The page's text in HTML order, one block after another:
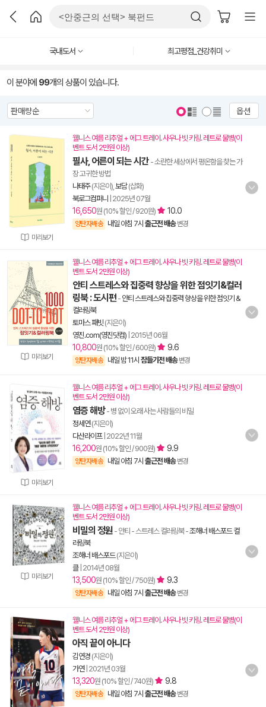
국내도서 최고평점_건강취미
이 분야에 99개의 상품이 있습니다.
옵션
미리보기
웰니스 여름 리추얼 + 에그 트레이. 사우나 빗 키링. 레트로 물병(이
벤트 도서 2만원 이상)
필사, 어른이 되는 시간 - 소란한 세상에서 평온함을 찾는 가
장 고귀한 방법
나태주(지은이), 보담(삽화)
북로그컴퍼니
2025년 07월
16,650원 (10% 할인 / 920원) 10.0
양탄자배송 내일 아침 7시 출근전 배송 변경
미리보기
웰니스 여름 리추얼 + 에그 트레이. 사우나 빗 키링. 레트로 물병(이
벤트 도서 2만원 이상)
안티 스트레스와 집중력 향상을 위한 점잇기&컬러
링북 : 도시편 - 안티 스트레스와 집중력 향상을 위한 점잇기 &
컬러링북
토마스 패빗 (지은이)
영진.com(영진닷컴) 2015년 06월
10,800원 (10% 할인 / 600원) 9.6
양탄자배송 내일 밤 11시 잠들기전 배송 변경
미리보기
웰니스 여름 리추얼 + 에그 트레이. 사우나 빗 키링. 레트로 물병(이
벤트 도서 2만원 이상)
염증 해방- 병 없이 오래 사는 사람들의 비밀
정세연(지은이)
다산라이프| 2022년 11월
16,200원 (10% 할인 / 900원) 9.9
양탄자배송 내일 아침 7시 출근전 배송 변경
미리보기
웰니스 여름 리추얼 + 에그 트레이. 사우나 빗 키링. 레트로 물병(이
벤트 도서 2만원 이상)
비밀의 정원 - 안티 - 스트레스 컬러링북-조해너 배스포드 컬
러링북
조해너 배스포드(지은이)
클| 2014년 08월
13,500원 (10% 할인 / 750원) 9.3
양탄자배송 내일 아침 7시 출근전 배송 변경
웰니스 여름 리추얼 + 에그 트레이. 사우나 빗 키링. 레트로 물병(이
벤트 도서 2만원 이상)
아직 끝이 아니다
김연경 (지은이)
가연| 2021년 03월
13,320원 (10% 할인 / 740원) 9.8
양탄자배송 내일 아침 7시 출근전 배송 변경